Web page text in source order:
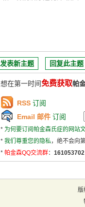
发表新主题 回复此主题
想在第一时间免费获取帕
RSS 订阅
Email 邮件 订阅
* 为何要订阅帕金森氏症的网站
* 我们尊重您的隐私，绝不会向
* 帕金森QQ交流群： 161053702
版